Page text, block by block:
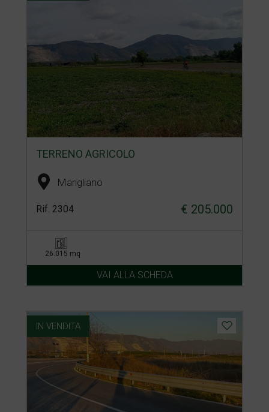
TERRENO AGRICOLO
Marigliano
Rif. 2304 € 205.000
26.015 mq
VAI ALLA SCHEDA
IN VENDITA